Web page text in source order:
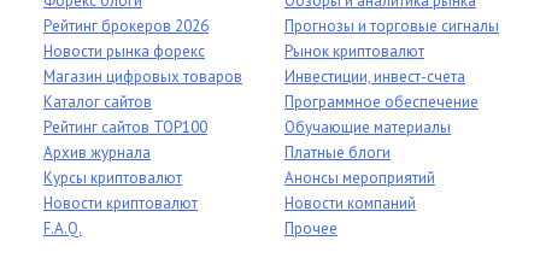
Рейтинг брокеров 2026
Новости рынка форекс
Магазин цифровых товаров
Каталог сайтов
Рейтинг сайтов TOP100
Архив журнала
Курсы криптовалют
Новости криптовалют
F.A.Q.
Прогнозы и торговые сигналы
Рынок криптовалют
Инвестиции, инвест-счета
Программное обеспечение
Обучающие материалы
Платные блоги
Анонсы мероприятий
Новости компаний
Прочее